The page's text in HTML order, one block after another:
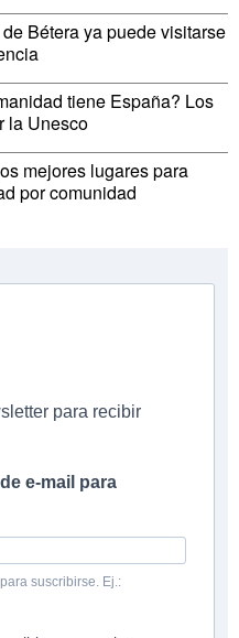
Bétera ya puede visitarse
tiene España? Los
la Unesco
mejores lugares para
por comunidad
para recibir
e-mail para
suscribirse. Ej.: